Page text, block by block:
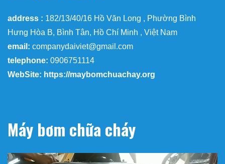
address : 182/13/40/16 Hồ Văn Long , Phường Bình
Hưng Hòa B, Bình Tân, Hồ Chí Minh , Việt Nam
email: companydaiviet@gmail.com
telephone: 0906751114
WebSite: https://maybomchuachay.org
Máy bơm chữa cháy
Trình